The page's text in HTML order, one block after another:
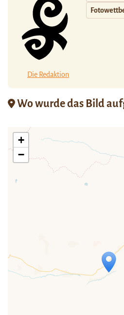
Die Redaktion
Wo wurde das Bild
Travelers' Map wird
Wenn du dies siehst,
Seite vollständig
fehlen leafletJS-
+
−